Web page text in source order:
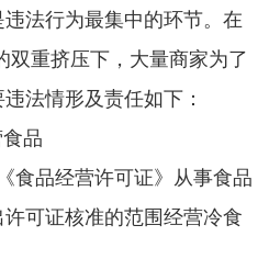
法行为最集中的环节。在
双重挤压下，大量商家为了
法情形及责任如下：
品
食品经营许可证》从事食品
可证核准的范围经营冷食